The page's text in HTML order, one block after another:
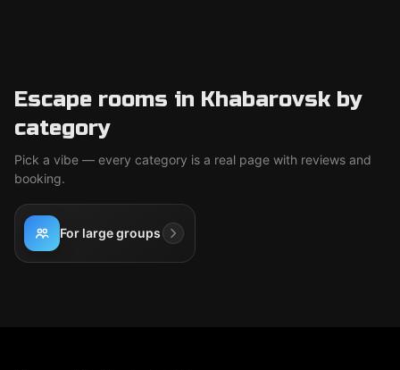
Escape rooms in Khabarovsk by
category
Pick a vibe — every category is a real page with reviews and
booking.
For large groups